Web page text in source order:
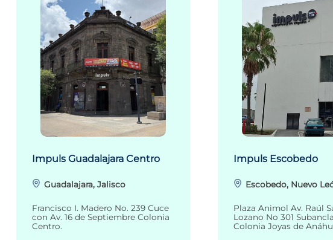
Impuls Guadalajara Centro
Guadalajara, Jalisco
Francisco I. Madero No. 239 Cuce
con Av. 16 de Septiembre Colonia
Centro.
Impuls Escobedo
Escobedo, Nuevo
Plaza Animol Av. Raúl
Lozano No 301
Colonia Joyas de